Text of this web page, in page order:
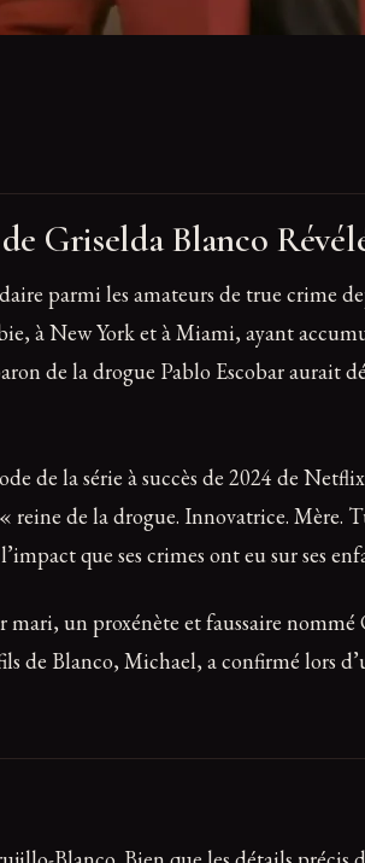
Griselda Blanco
parmi les amateurs de true crime
à New York et à Miami, ayant
de la drogue Pablo Escobar aurait
de la série à succès de 2024 de
reine de la drogue. Innovatrice. Mère.
que ses crimes ont eu sur ses
mari, un proxénète et faussaire
de Blanco, Michael, a confirmé lors